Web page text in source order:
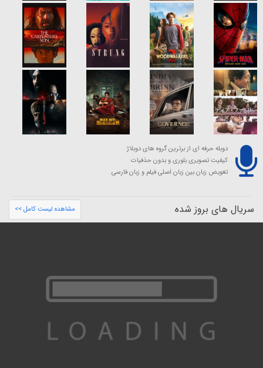
دوبله حرفه ای از برترین گروه های دوبلاژ
کیفیت تصویری بلوری و بدون حذفیات
تعویض زبان بین زبان اصلی فیلم و زبان فارسی
سریال های بروز شده مشاهده لیست کامل >>